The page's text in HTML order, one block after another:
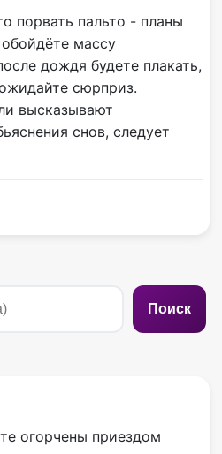
порвать пальто - планы
массу
дождя будете плакать,
сюрприз.
высказывают
снов, следует
Поиск
огорчены приездом